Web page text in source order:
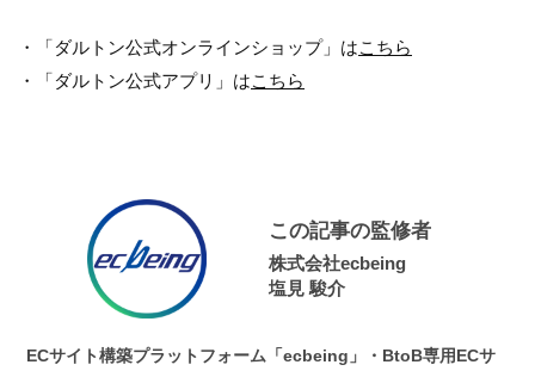
・「ダルトン公式オンラインショップ」はこちら
・「ダルトン公式アプリ」はこちら
この記事の監修者
株式会社ecbeing
塩見 駿介
ECサイト構築プラットフォーム「ecbeing」・BtoB専用ECサ